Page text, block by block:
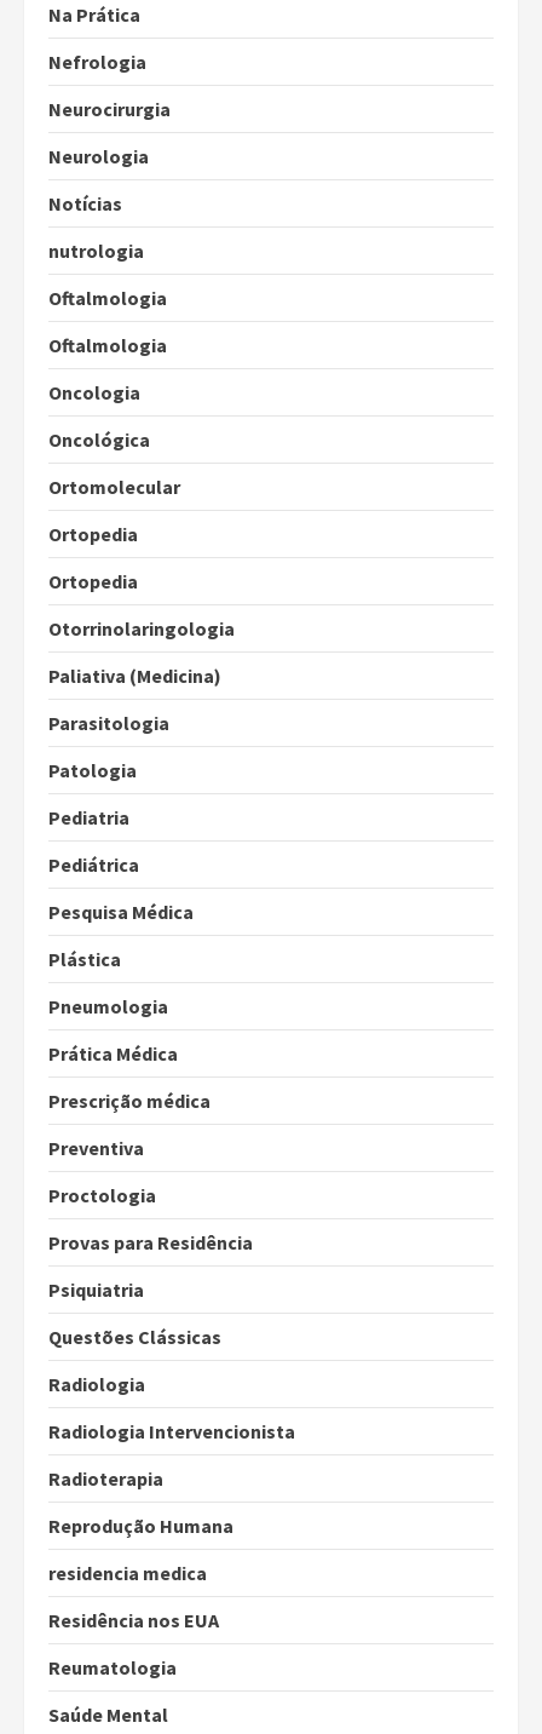
Na Prática
Nefrologia
Neurocirurgia
Neurologia
Notícias
nutrologia
Oftalmologia
Oftalmologia
Oncologia
Oncológica
Ortomolecular
Ortopedia
Ortopedia
Otorrinolaringologia
Paliativa (Medicina)
Parasitologia
Patologia
Pediatria
Pediátrica
Pesquisa Médica
Plástica
Pneumologia
Prática Médica
Prescrição médica
Preventiva
Proctologia
Provas para Residência
Psiquiatria
Questões Clássicas
Radiologia
Radiologia Intervencionista
Radioterapia
Reprodução Humana
residencia medica
Residência nos EUA
Reumatologia
Saúde Mental